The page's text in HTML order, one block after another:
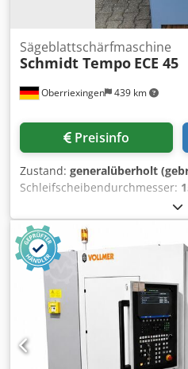
Oberriexingen 439 km
Sägeblattschärfmaschine
Schmidt Tempo ECE 45
Preisinfo
Zustand: generalüberholt
Schleifscheibendurchmesser:
,
Leistung des
Druckluftanschluss:
,
zerlegt, alle Verschleißteile
neuwertiger Zustand. Verkauf
Funktionsgarantie.
und Neuverzahnen von HSS-
Vollhartmetallsägen im CBN
Zahnform A, Aw, B, Bw und C
Variozahn (Option) - Schleifen